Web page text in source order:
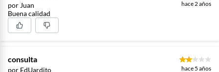
por Juan hace 2 años
Buena calidad
consulta
por EdUardito hace 5 años